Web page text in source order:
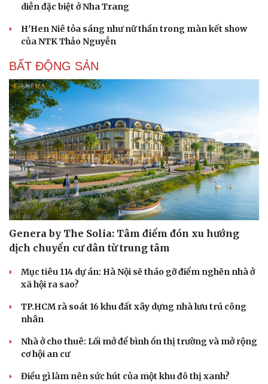
diễn đặc biệt ở Nha Trang
H'Hen Niê tỏa sáng như nữ thần trong màn kết show
của NTK Thảo Nguyễn
BẤT ĐỘNG SẢN
Genera by The Solia: Tâm điểm đón xu hướng
dịch chuyển cư dân từ trung tâm
Mục tiêu 114 dự án: Hà Nội sẽ tháo gỡ điểm nghẽn nhà ở
xã hội ra sao?
TP.HCM rà soát 16 khu đất xây dựng nhà lưu trú công
nhân
Nhà ở cho thuê: Lối mở để bình ổn thị trường và mở rộng
cơ hội an cư
Điều gì làm nên sức hút của một khu đô thị xanh?